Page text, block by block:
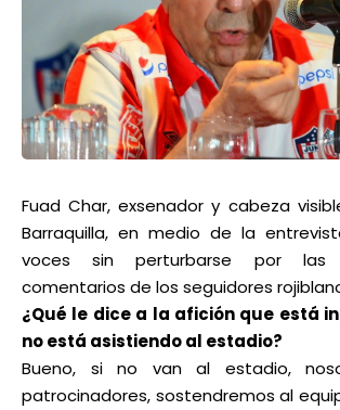
Fuad Char, exsenador y cabeza
Barraquilla, en medio de la
voces sin perturbarse por las
comentarios de los seguidores
¿Qué le dice a la afición que está
no está asistiendo al estadio?
Bueno, si no van al estadio,
patrocinadores, sostendremos al